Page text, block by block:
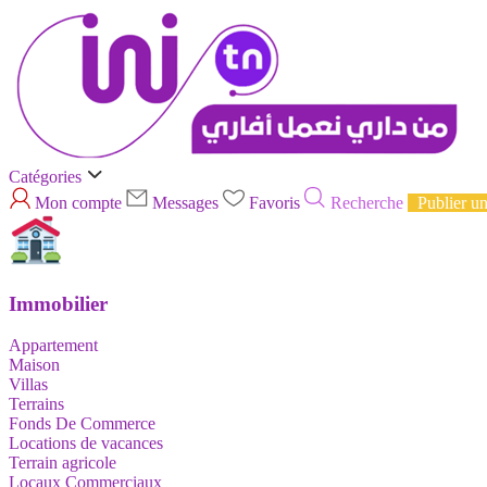
Catégories
Mon compte
Messages Favoris Recherche Publier
Immobilier
Appartement
Maison
Villas
Terrains
Fonds De Commerce
Locations de vacances
Terrain agricole
Locaux Commerciaux